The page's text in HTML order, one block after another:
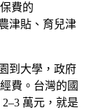
費的
津貼、育兒津
到大學，政府
費。台灣的國
萬元，就是